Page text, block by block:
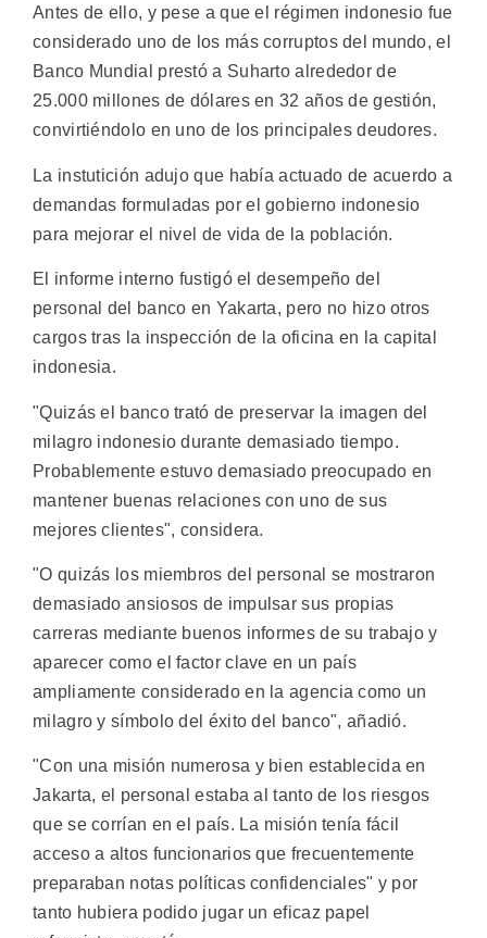
Antes de ello, y pese a que el régimen indonesio fue
considerado uno de los más corruptos del mundo, el
Banco Mundial prestó a Suharto alrededor de
25.000 millones de dólares en 32 años de gestión,
convirtiéndolo en uno de los principales deudores.
La instutición adujo que había actuado de acuerdo a
demandas formuladas por el gobierno indonesio
para mejorar el nivel de vida de la población.
El informe interno fustigó el desempeño del
personal del banco en Yakarta, pero no hizo otros
cargos tras la inspección de la oficina en la capital
indonesia.
"Quizás el banco trató de preservar la imagen del
milagro indonesio durante demasiado tiempo.
Probablemente estuvo demasiado preocupado en
mantener buenas relaciones con uno de sus
mejores clientes", considera.
"O quizás los miembros del personal se mostraron
demasiado ansiosos de impulsar sus propias
carreras mediante buenos informes de su trabajo y
aparecer como el factor clave en un país
ampliamente considerado en la agencia como un
milagro y símbolo del éxito del banco", añadió.
"Con una misión numerosa y bien establecida en
Jakarta, el personal estaba al tanto de los riesgos
que se corrían en el país. La misión tenía fácil
acceso a altos funcionarios que frecuentemente
preparaban notas políticas confidenciales" y por
tanto hubiera podido jugar un eficaz papel